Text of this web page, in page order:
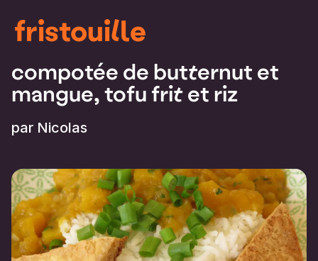
fristouille
compotée de butternut et
mangue, tofu frit et riz
par Nicolas